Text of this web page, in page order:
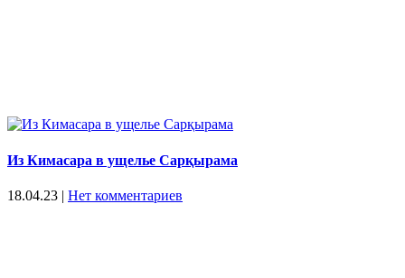
Из Кимасара в ущелье Сарқырама
18.04.23 | Нет комментариев